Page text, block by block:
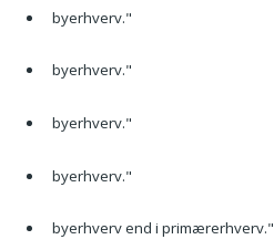
byerhverv."
byerhverv."
byerhverv."
byerhverv."
byerhverv end i primærerhverv."